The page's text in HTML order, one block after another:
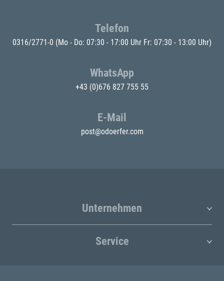
Telefon
0316/2771-0 (Mo - Do: 07:30 - 17:00 Uhr Fr: 07:30 - 13:00 Uhr)
WhatsApp
+43 (0)676 827 755 55
E-Mail
post@odoerfer.com
Unternehmen
Service